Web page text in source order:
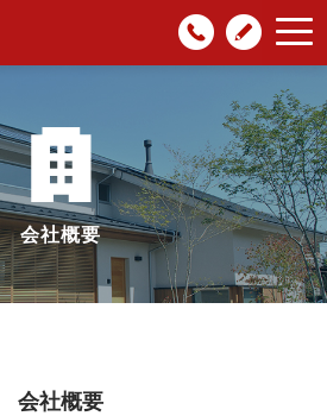
047-
光建
グ
会社概要
会社概要